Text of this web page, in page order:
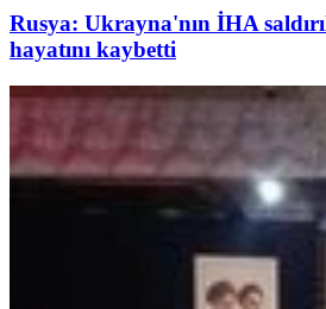
Rusya: Ukrayna'nın İHA
hayatını kaybetti